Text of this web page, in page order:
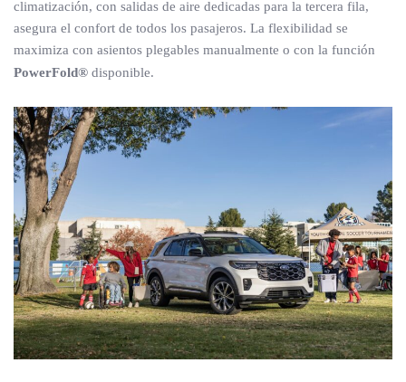
climatización, con salidas de aire dedicadas para la tercera fila,
asegura el confort de todos los pasajeros. La flexibilidad se
maximiza con asientos plegables manualmente o con la función
PowerFold® disponible.